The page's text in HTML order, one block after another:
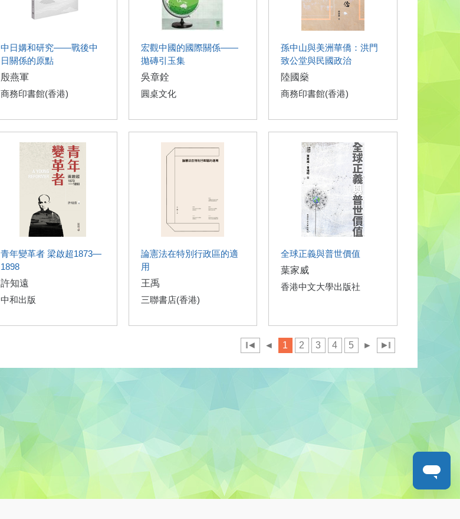
中日媾和研究——戰後中
日關係的原點
殷燕軍
商務印書館(香港)
宏觀中國的國際關係——
拋磚引玉集
吳章銓
圓桌文化
孫中山與美洲華僑：洪門
致公堂與民國政治
陸國燊
商務印書館(香港)
青年變革者 梁啟超1873—
1898
許知遠
中和出版
論憲法在特別行政區的適
用
王禹
三聯書店(香港)
全球正義與普世價值
葉家威
香港中文大學出版社
◄ ◄ 1 2 3 4 5 ► ►